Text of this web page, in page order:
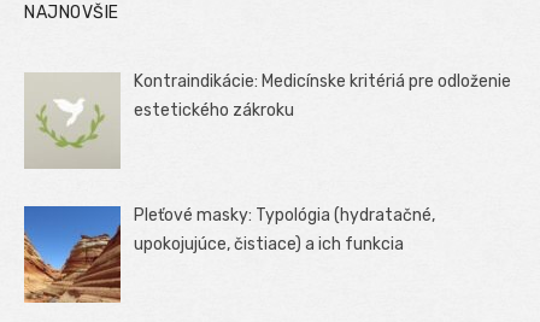
NAJNOVŠIE
Kontraindikácie: Medicínske kritériá pre odloženie
estetického zákroku
Pleťové masky: Typológia (hydratačné,
upokojujúce, čistiace) a ich funkcia